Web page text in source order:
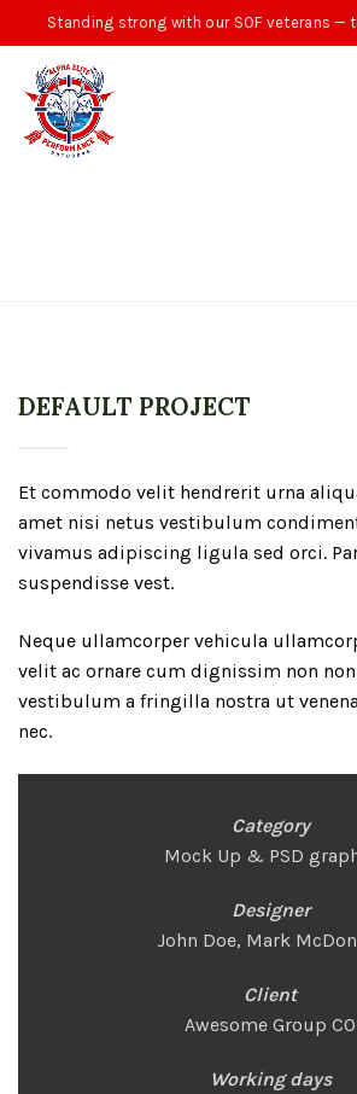
Standing strong with our SOF veterans —
DEFAULT PROJECT
Et commodo velit hendrerit urna
amet nisi netus vestibulum
vivamus adipiscing ligula sed orci.
suspendisse vest.
Neque ullamcorper vehicula
velit ac ornare cum dignissim non
vestibulum a fringilla nostra ut
nec.
Category
Mock Up & PSD
Designer
John Doe, Mark
Client
Awesome Group CO
Working days